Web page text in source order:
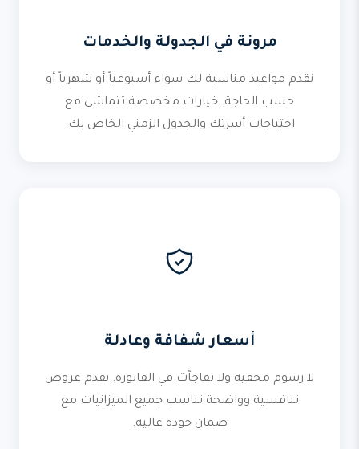
مرونة في الجدولة والخدمات
نقدم مواعيد مناسبة لك سواء أسبوعياً أو شهرياً أو
حسب الحاجة. خيارات مخصصة تتماشى مع
احتياجات أسرتك والجدول الزمني الخاص بك.
أسعار شفافة وعادلة
لا رسوم مخفية ولا تفاجآت في الفاتورة. نقدم عروض
تنافسية وواضحة تناسب جميع الميزانيات مع
ضمان جودة عالية.